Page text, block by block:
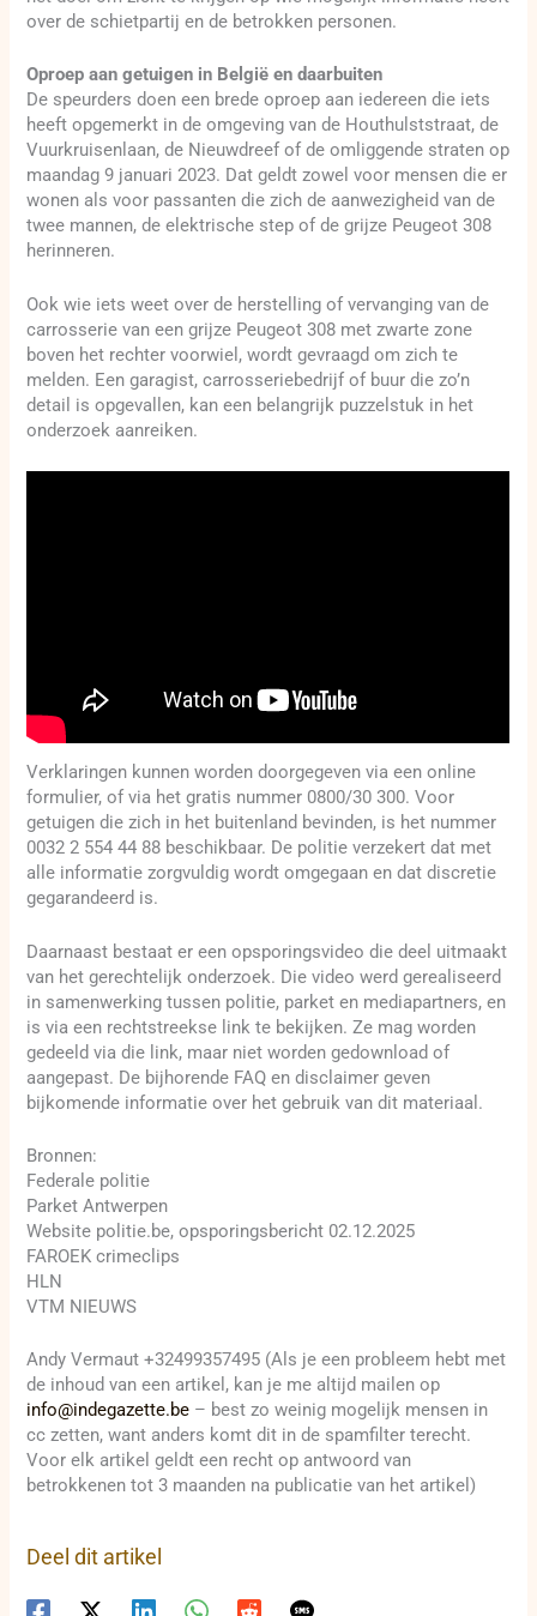
over de schietpartij en de betrokken personen.
Oproep aan getuigen in België en daarbuiten
De speurders doen een brede oproep aan iedereen die iets
heeft opgemerkt in de omgeving van de Houthulststraat, de
Vuurkruisenlaan, de Nieuwdreef of de omliggende straten op
maandag 9 januari 2023. Dat geldt zowel voor mensen die er
wonen als voor passanten die zich de aanwezigheid van de
twee mannen, de elektrische step of de grijze Peugeot 308
herinneren.
Ook wie iets weet over de herstelling of vervanging van de
carrosserie van een grijze Peugeot 308 met zwarte zone
boven het rechter voorwiel, wordt gevraagd om zich te
melden. Een garagist, carrosseriebedrijf of buur die zo’n
detail is opgevallen, kan een belangrijk puzzelstuk in het
onderzoek aanreiken.
Verklaringen kunnen worden doorgegeven via een online
formulier, of via het gratis nummer 0800/30 300. Voor
getuigen die zich in het buitenland bevinden, is het nummer
0032 2 554 44 88 beschikbaar. De politie verzekert dat met
alle informatie zorgvuldig wordt omgegaan en dat discretie
gegarandeerd is.
Daarnaast bestaat er een opsporingsvideo die deel uitmaakt
van het gerechtelijk onderzoek. Die video werd gerealiseerd
in samenwerking tussen politie, parket en mediapartners, en
is via een rechtstreekse link te bekijken. Ze mag worden
gedeeld via die link, maar niet worden gedownload of
aangepast. De bijhorende FAQ en disclaimer geven
bijkomende informatie over het gebruik van dit materiaal.
Bronnen:
Federale politie
Parket Antwerpen
Website politie.be, opsporingsbericht 02.12.2025
FAROEK crimeclips
HLN
VTM NIEUWS
Andy Vermaut +32499357495 (Als je een probleem hebt met
de inhoud van een artikel, kan je me altijd mailen op
info@indegazette.be – best zo weinig mogelijk mensen in
cc zetten, want anders komt dit in de spamfilter terecht.
Voor elk artikel geldt een recht op antwoord van
betrokkenen tot 3 maanden na publicatie van het artikel)
Deel dit artikel